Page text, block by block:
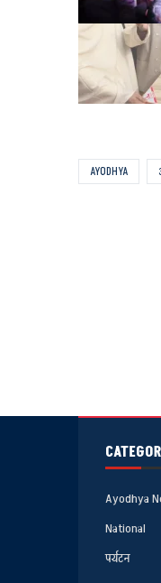
AYODHYA
Ayodhya
National
पर्यटन